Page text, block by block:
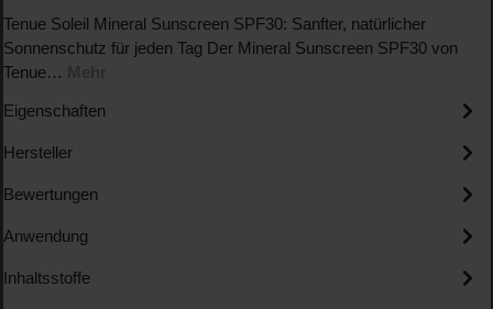
Tenue Soleil Mineral Sunscreen SPF30: Sanfter, natürlicher
Sonnenschutz für jeden Tag Der Mineral Sunscreen SPF30 von
Tenue… Mehr
Eigenschaften
Hersteller
Bewertungen
Anwendung
Inhaltsstoffe